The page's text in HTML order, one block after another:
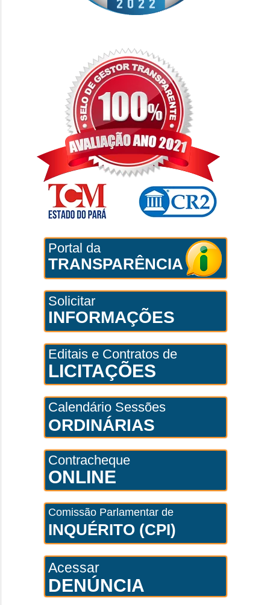
Portal da
TRANSPARÊNCIA
Solicitar
INFORMAÇÕES
Editais e Contratos de
LICITAÇÕES
Calendário Sessões
ORDINÁRIAS
Contracheque
ONLINE
Comissão Parlamentar de
INQUÉRITO (CPI)
Acessar
DENÚNCIA